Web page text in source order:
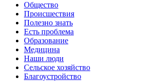
Общество
Происшествия
Полезно знать
Есть проблема
Образование
Медицина
Наши люди
Сельское хозяйство
Благоустройство